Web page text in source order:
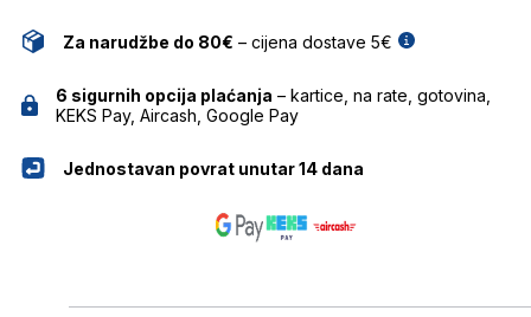
Za narudžbe do 80€ – cijena dostave 5€
6 sigurnih opcija plaćanja – kartice, na rate, gotovina,
KEKS Pay, Aircash, Google Pay
Jednostavan povrat unutar 14 dana